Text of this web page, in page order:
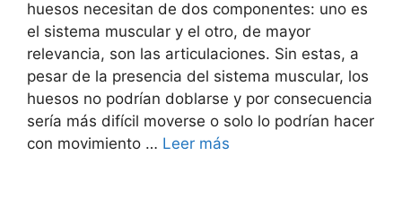
huesos necesitan de dos componentes: uno es
el sistema muscular y el otro, de mayor
relevancia, son las articulaciones. Sin estas, a
pesar de la presencia del sistema muscular, los
huesos no podrían doblarse y por consecuencia
sería más difícil moverse o solo lo podrían hacer
con movimiento … Leer más